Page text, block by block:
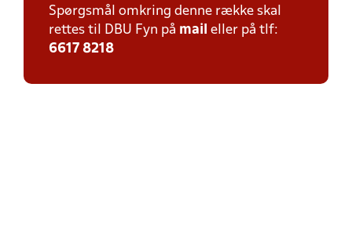
Spørgsmål omkring denne række skal
rettes til DBU Fyn på mail eller på tlf:
6617 8218